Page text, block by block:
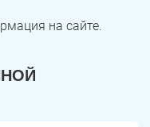
на сайте.